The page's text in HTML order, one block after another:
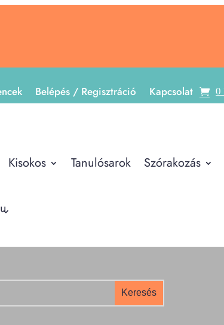
Belépés / Regisztráció Kapcsolat 0
Kisokos Tanulósarok Szórakozás